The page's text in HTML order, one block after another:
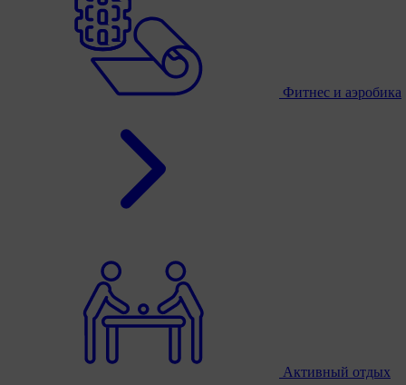
Фитнес и аэробика
Активный отдых